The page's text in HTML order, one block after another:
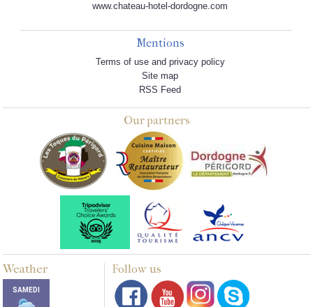
www.chateau-hotel-dordogne.com
Mentions
Terms of use and privacy policy
Site map
RSS Feed
Our partners
Weather Follow us